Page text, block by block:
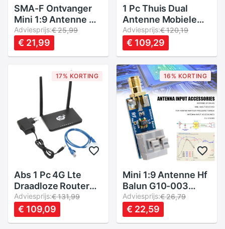
SMA-F Ontvanger
Mini 1:9 Antenne Hf
Balun G10-003 Voor
160 M-6 M Amateur
Frequentie Bands
Adviesprijs:€ 25,99
€ 21,99
1 Pc Thuis Dual
Antenne Mobiele
Wifi Hotspot 4G Lte
Draadloze Router
300Mbps W/Sim
Card Slot
ondersteuning
Windows
Xp/Vista/7 Mac
Adviesprijs:€ 120,19
€ 109,29
17% KORTING
Abs 1 Pc 4G Lte
Draadloze Router
Thuis Mobiele Wifi
Hotspot W/6-Pin
Sim card Slot
Adviesprijs:€ 131,99
€ 109,09
16% KORTING
Mini 1:9 Antenne Hf
Balun G10-003
SMA-F Ontvanger
Voor 160 M-6 M
Amateur Frequentie
Adviesprijs:€ 26,79
€ 22,59